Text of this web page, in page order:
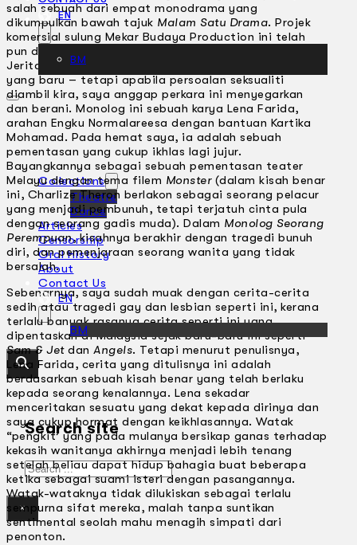
EN
BM
Collections
Theatre
Dance
Articles
Censorship
Oral History
About
Contact Us
EN
BM
Search site
Search
×
salah sebuah dari empat monodrama yang
dikumpulkan bawah tajuk Malam Satu Drama. Projek
komersial sulung Mekar Budaya Production ini telah
pun dipentaskan di MATIC pada Mac 26 dan 27.
Jeritan wanita tersebut memang bukan satu rencah
yang baru – tetapi apabila persoalan seksualiti
diambil kira, saya anggap perkara ini menyegarkan
dan berani. Monolog ini sebuah karya Lena Farida,
arahan Engku Normalareesa dengan bantuan Kartika
Mohamad. Pada hemat saya, ia adalah sebuah
pementasan yang cukup ikhlas lagi jujur.
Bayangkannya sebagai sebuah pementasan teater
Melayu dengan tema filem Monster(dalam kisah benar
ini, Charlize Theron berlakon sebagai seorang pelacur
yang menjadi pembunuh, tetapi terjatuh cinta pula
dengan seorang gadis muda). Dalam Monolog Seorang
Perempuan, kisahnya berakhir dengan tragedi bunuh
diri, dan pemenjaraan seorang wanita yang tidak
bersalah.
Sebenarnya, saya sudah muak dengan cerita-cerita
sedih atau tragedi gay dan lesbian seperti ini, kerana
terlalu banyak rasanya cerita seperti ini yang
dipentaskan di Malaysia sejak baru-baru ini seperti
Sam & Jetdan Angels. Tetapi menurut penulisnya,
Lena Farida, cerita yang ditulisnya ini adalah
berdasarkan sebuah kisah benar yang telah berlaku
kepada seorang kenalannya. Lena sekadar
menceritakan sesuatu yang dekat kepada dirinya dan
saya cukup hormat dengan keikhlasannya. Watak
“pengkit’ yang pada mulanya bersikap ganas terhadap
kekasih wanitanya akhirnya menjadi lebih tenang
setelah beliau dapat hidup bahagia buat beberapa
ketika sebagai suami isteri dengan pasangannya.
Watak-wataknya tidak dilukiskan sebagai terlalu
sempurna sifat mereka, malah tanpa suntikan
sentimental seolah mahu menagih simpati dari
penonton.